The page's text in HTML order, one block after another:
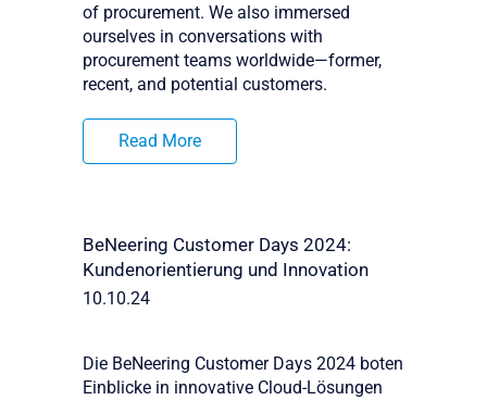
of procurement. We also immersed
ourselves in conversations with
procurement teams worldwide—former,
recent, and potential customers.
Read More
BeNeering Customer Days 2024:
Kundenorientierung und Innovation
10.10.24
Die BeNeering Customer Days 2024 boten
Einblicke in innovative Cloud-Lösungen